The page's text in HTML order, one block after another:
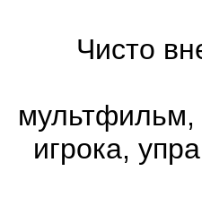
Чисто
мультфильм,
игрока,